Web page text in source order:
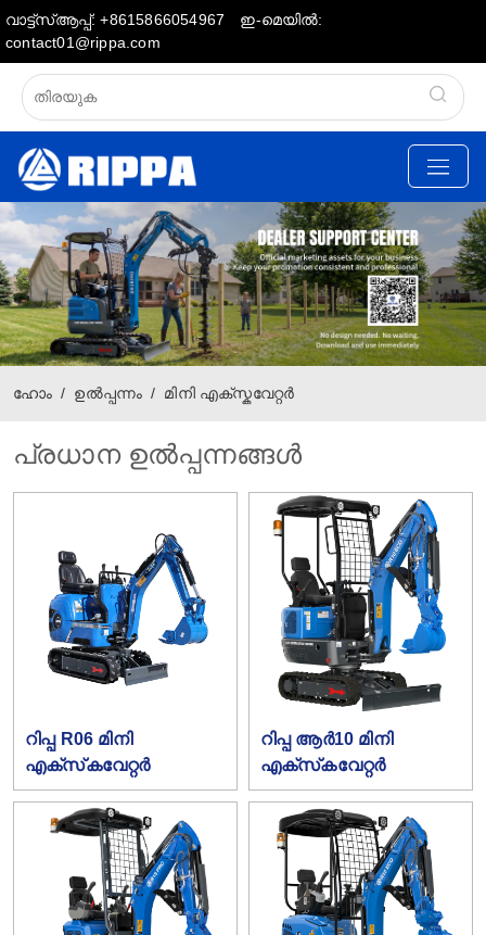
വാട്ട്സ്ആപ്പ്: +8615866054967
ഇ-മെയിൽ:
contact01@rippa.com
ഹോം ഉൽപ്പന്നം മിനി എക്സ്കവേറ്റർ
പ്രധാന ഉൽപ്പന്നങ്ങൾ
റിപ്പ R06 മിനി
എക്‌സ്‌കവേറ്റർ
റിപ്പ ആർ10 മിനി
എക്‌സ്‌കവേറ്റർ